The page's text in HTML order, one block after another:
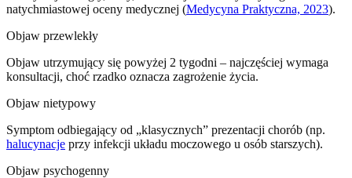
natychmiastowej oceny medycznej (Medycyna Praktyczna, 2023).
Objaw przewlekły
Objaw utrzymujący się powyżej 2 tygodni – najczęściej wymaga
konsultacji, choć rzadko oznacza zagrożenie życia.
Objaw nietypowy
Symptom odbiegający od „klasycznych” prezentacji chorób (np.
halucynacje przy infekcji układu moczowego u osób starszych).
Objaw psychogenny